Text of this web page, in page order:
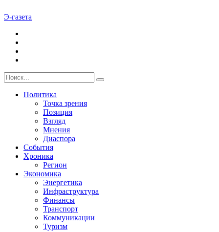
Э-газета
Политика
Точка зрения
Позиция
Взгляд
Мнения
Диаспора
События
Хроника
Регион
Экономика
Энергетика
Инфраструктура
Финансы
Транспорт
Коммуникации
Туризм